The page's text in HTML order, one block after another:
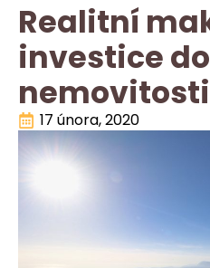
Realitní
investice
nemovitosti
17 února, 2020